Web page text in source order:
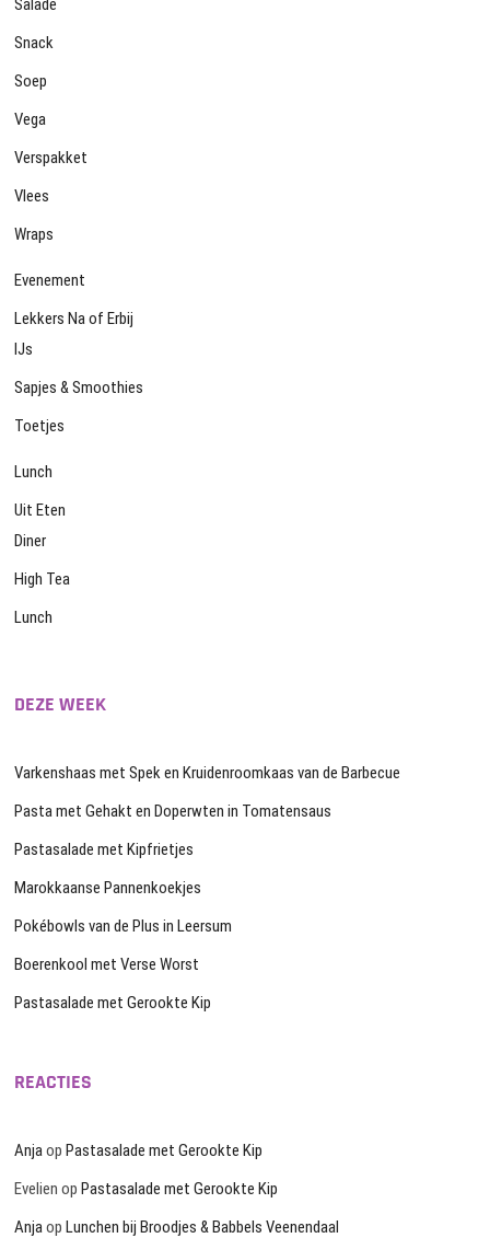
Salade
Snack
Soep
Vega
Verspakket
Vlees
Wraps
Evenement
Lekkers Na of Erbij
IJs
Sapjes & Smoothies
Toetjes
Lunch
Uit Eten
Diner
High Tea
Lunch
DEZE WEEK
Varkenshaas met Spek en Kruidenroomkaas van de Barbecue
Pasta met Gehakt en Doperwten in Tomatensaus
Pastasalade met Kipfrietjes
Marokkaanse Pannenkoekjes
Pokébowls van de Plus in Leersum
Boerenkool met Verse Worst
Pastasalade met Gerookte Kip
REACTIES
AnjaopPastasalade met Gerookte Kip
Evelien opPastasalade met Gerookte Kip
AnjaopLunchen bij Broodjes & Babbels Veenendaal